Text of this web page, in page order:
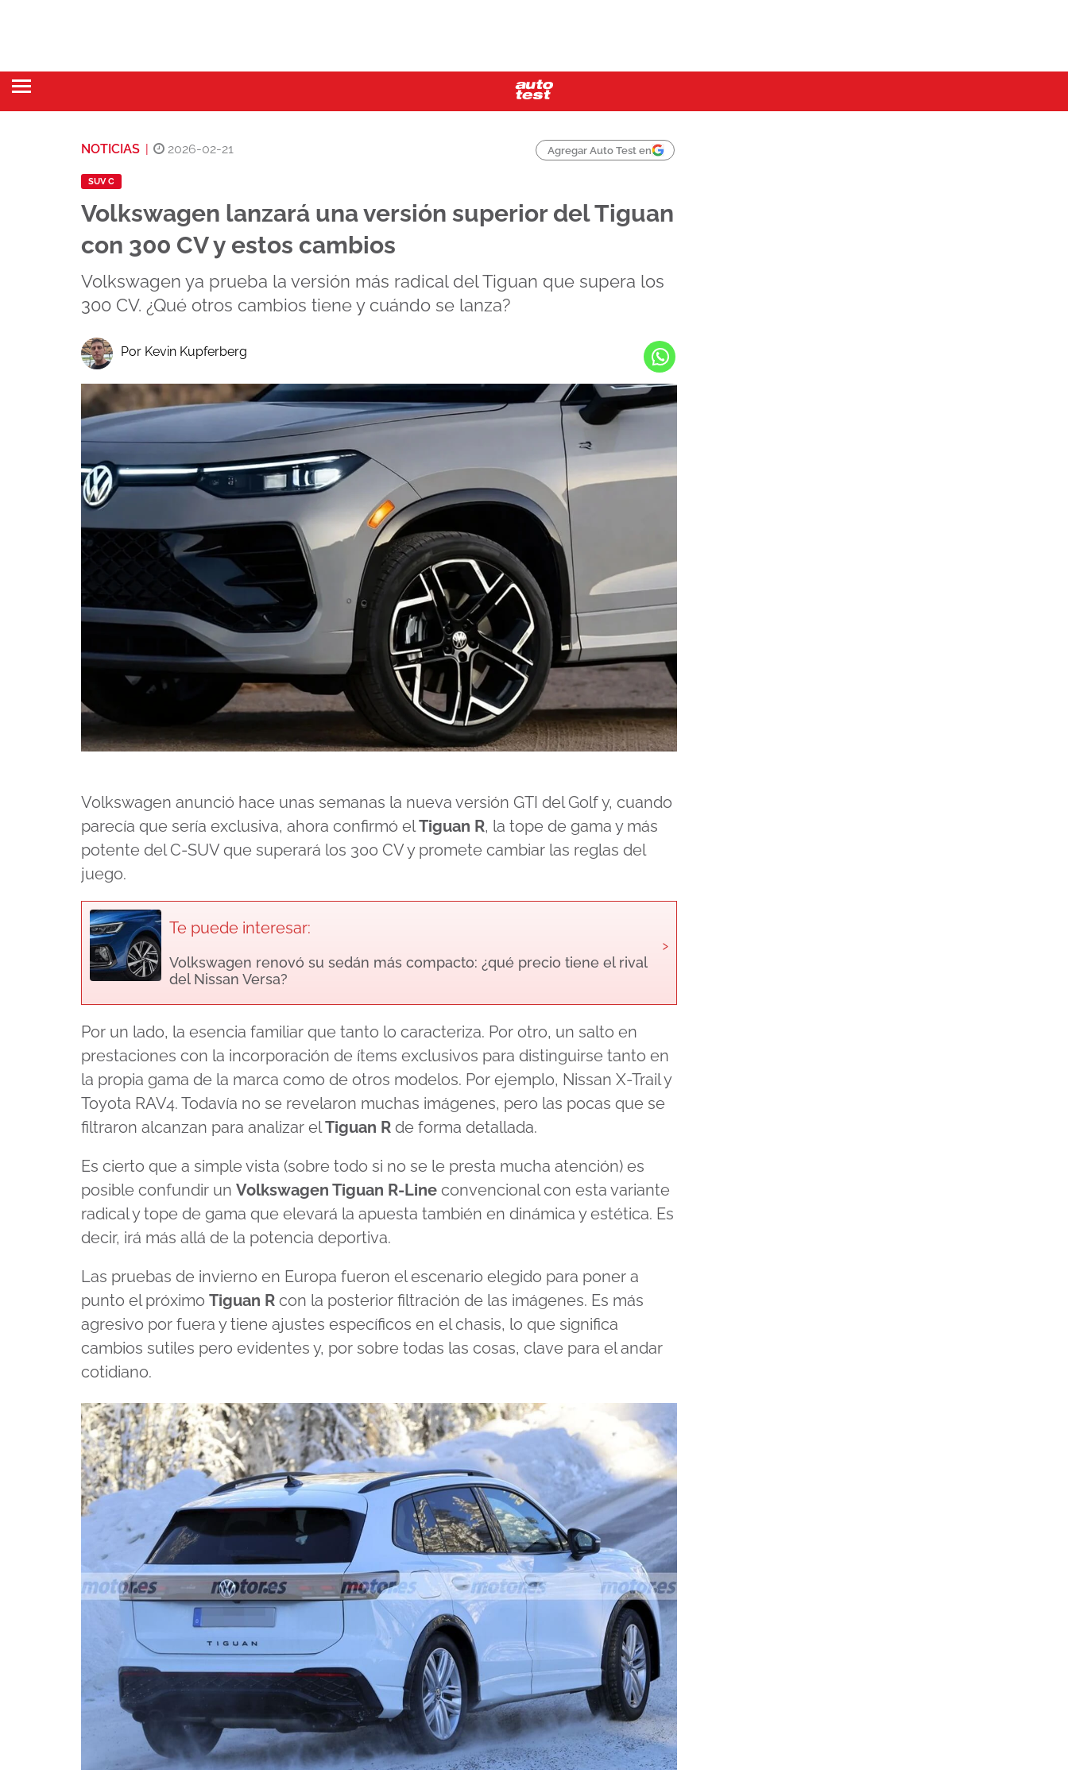
NOTICIAS 2026-02-21 Agregar Auto Test en
SUV C
Volkswagen lanzará una versión superior del Tiguan
con 300 CV y estos cambios
Volkswagen ya prueba la versión más radical del Tiguan que supera los
300 CV. ¿Qué otros cambios tiene y cuándo se lanza?
Por Kevin Kupferberg
Volkswagen anunció hace unas semanas la nueva versión GTI del Golf y, cuando
parecía que sería exclusiva, ahora confirmó elTiguan R, la tope de gama y más
potente del C-SUV que superará los 300 CV y promete cambiar las reglas del
juego.
Te puede interesar:
Volkswagen renovó su sedán más compacto: ¿qué precio tiene el rival
del Nissan Versa?
›
Por un lado, la esencia familiar que tanto lo caracteriza. Por otro, un salto en
prestaciones con la incorporación de ítems exclusivos para distinguirse tanto en
la propia gama de la marca como de otros modelos. Por ejemplo, Nissan X-Trail y
Toyota RAV4. Todavía no se revelaron muchas imágenes, pero las pocas que se
filtraron alcanzan para analizar elTiguan R de forma detallada.
Es cierto que a simple vista (sobre todo si no se le presta mucha atención) es
posible confundir un Volkswagen Tiguan R-Line convencional con esta variante
radical y tope de gama que elevará la apuesta también en dinámica y estética. Es
decir, irá más allá de la potencia deportiva.
Las pruebas de invierno en Europa fueron el escenario elegido para poner a
punto el próximo Tiguan R con la posterior filtración de las imágenes. Es más
agresivo por fuera y tiene ajustes específicos en el chasis, lo que significa
cambios sutiles pero evidentes y, por sobre todas las cosas, clave para el andar
cotidiano.